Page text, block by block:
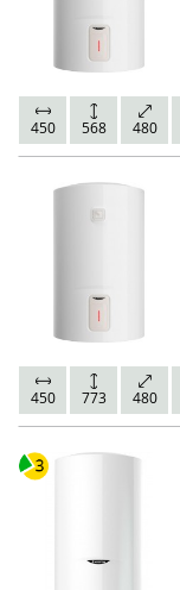
450 568 480
450 773 480